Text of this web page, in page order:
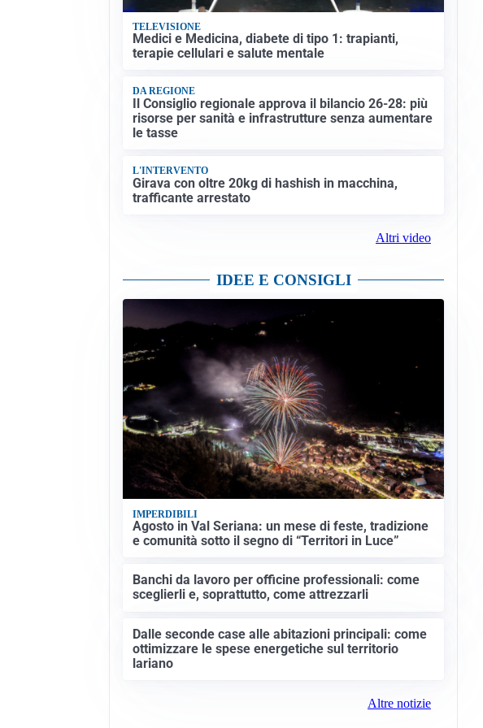
TELEVISIONE
Medici e Medicina, diabete di tipo 1: trapianti,
terapie cellulari e salute mentale
DA REGIONE
Il Consiglio regionale approva il bilancio 26-28: più
risorse per sanità e infrastrutture senza aumentare
le tasse
L'INTERVENTO
Girava con oltre 20kg di hashish in macchina,
trafficante arrestato
Altri video
IDEE E CONSIGLI
IMPERDIBILI
Agosto in Val Seriana: un mese di feste, tradizione
e comunità sotto il segno di “Territori in Luce”
Banchi da lavoro per officine professionali: come
sceglierli e, soprattutto, come attrezzarli
Dalle seconde case alle abitazioni principali: come
ottimizzare le spese energetiche sul territorio
lariano
Altre notizie